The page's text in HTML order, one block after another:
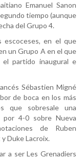
Emanuel Sanon
tiempo (aunque
del Grupo 4.
escoceses, en el que
un Grupo A en el que
partido inaugural e
Sébastien Migné
de boca en los más
que sobresale una
4-0 sobre Nueva
de Ruben
Duke Lacroix.
a ser Les Grenadiers